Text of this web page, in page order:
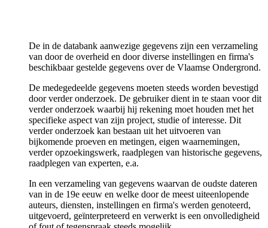
De in de databank aanwezige gegevens zijn een verzameling
van door de overheid en door diverse instellingen en firma's
beschikbaar gestelde gegevens over de Vlaamse Ondergrond.
De medegedeelde gegevens moeten steeds worden bevestigd
door verder onderzoek. De gebruiker dient in te staan voor dit
verder onderzoek waarbij hij rekening moet houden met het
specifieke aspect van zijn project, studie of interesse. Dit
verder onderzoek kan bestaan uit het uitvoeren van
bijkomende proeven en metingen, eigen waarnemingen,
verder opzoekingswerk, raadplegen van historische gegevens,
raadplegen van experten, e.a.
In een verzameling van gegevens waarvan de oudste dateren
van in de 19e eeuw en welke door de meest uiteenlopende
auteurs, diensten, instellingen en firma's werden genoteerd,
uitgevoerd, geïnterpreteerd en verwerkt is een onvolledigheid